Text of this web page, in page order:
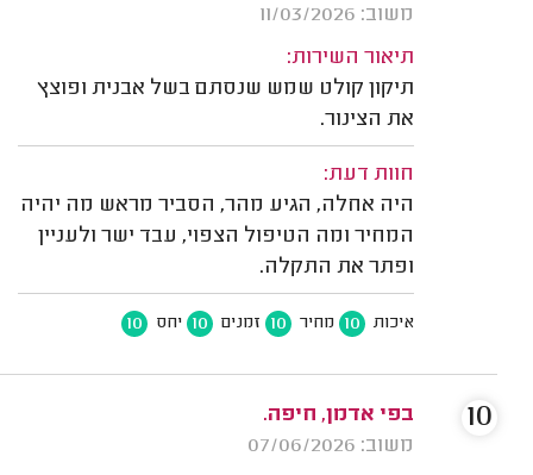
משוב: 11/03/2026
תיאור השירות:
תיקון קולט שמש שנסתם בשל אבנית ופוצץ
את הצינור.
חוות דעת:
היה אחלה, הגיע מהר, הסביר מראש מה יהיה
המחיר ומה הטיפול הצפוי, עבד ישר ולעניין
ופתר את התקלה.
איכות 10 מחיר 10 זמנים 10 יחס 10
בפי אדמן, חיפה.
משוב: 07/06/2026
10